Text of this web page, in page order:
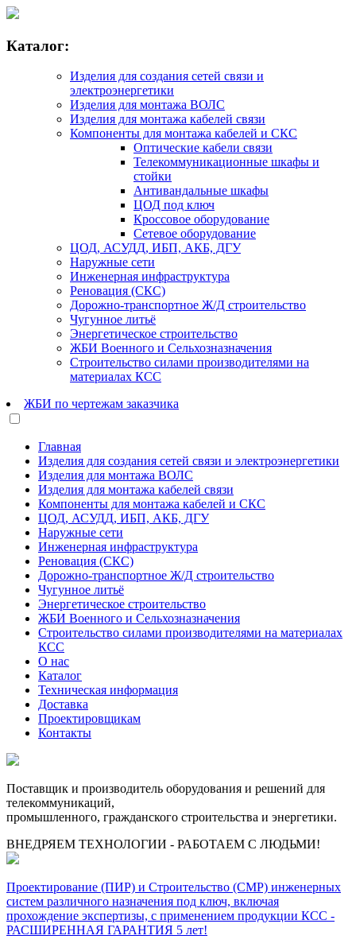
Каталог:
Изделия для создания сетей связи и
электроэнергетики
Изделия для монтажа ВОЛС
Изделия для монтажа кабелей связи
Компоненты для монтажа кабелей и СКС
Оптические кабели связи
Телекоммуникационные шкафы и
стойки
Антивандальные шкафы
ЦОД под ключ
Кроссовое оборудование
Сетевое оборудование
ЦОД, АСУДД, ИБП, АКБ, ДГУ
Наружные сети
Инженерная инфраструктура
Реновация (СКС)
Дорожно-транспортное Ж/Д строительство
Чугунное литьё
Энергетическое строительство
ЖБИ Военного и Сельхозназначения
Строительство силами производителями на
материалах КСС
ЖБИ по чертежам заказчика
Главная
Изделия для создания сетей связи и электроэнергетики
Изделия для монтажа ВОЛС
Изделия для монтажа кабелей связи
Компоненты для монтажа кабелей и СКС
ЦОД, АСУДД, ИБП, АКБ, ДГУ
Наружные сети
Инженерная инфраструктура
Реновация (СКС)
Дорожно-транспортное Ж/Д строительство
Чугунное литьё
Энергетическое строительство
ЖБИ Военного и Сельхозназначения
Строительство силами производителями на материалах
КСС
О нас
Каталог
Техническая информация
Доставка
Проектировщикам
Контакты
Поставщик и производитель оборудования и решений для
телекоммуникаций,
промышленного, гражданского строительства и энергетики.
ВНЕДРЯЕМ ТЕХНОЛОГИИ - РАБОТАЕМ С ЛЮДЬМИ!
Проектирование (ПИР) и Cтроительство (СМР) инженерных
систем различного назначения под ключ, включая
прохождение экспертизы, с применением продукции КСС -
РАСШИРЕННАЯ ГАРАНТИЯ 5 лет!